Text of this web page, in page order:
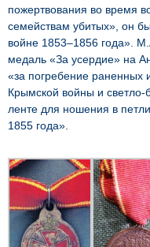
пожертвования во время
семействам убитых», он
войне 1853–1856 года».
медаль «За усердие» на
«за погребение раненных
Крымской войны и светло-
ленте для ношения в
1855 года».